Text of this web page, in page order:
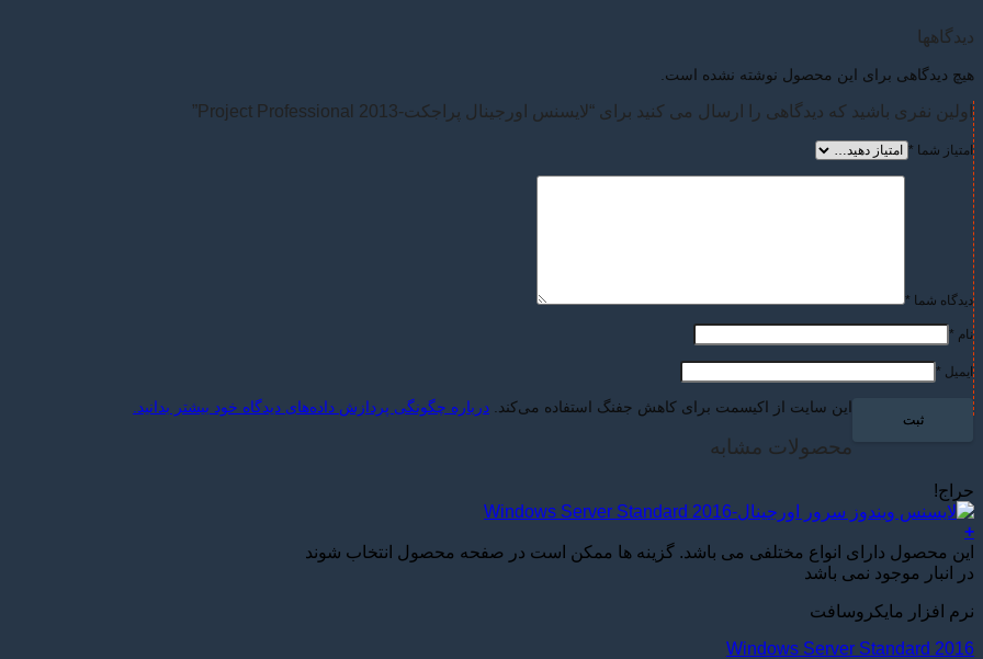
دیدگاهها
هیچ دیدگاهی برای این محصول نوشته نشده است.
اولین نفری باشید که دیدگاهی را ارسال می کنید برای “لایسنس اورجینال پراجکت-Project Professional 2013”
امتیاز شما *
دیدگاه شما *
نام *
ایمیل *
این سایت از اکیسمت برای کاهش جفنگ استفاده می‌کند. درباره چگونگی پردازش داده‌های دیدگاه خود بیشتر بدانید.
محصولات مشابه
حراج!
+
این محصول دارای انواع مختلفی می باشد. گزینه ها ممکن است در صفحه محصول انتخاب شوند
در انبار موجود نمی باشد
نرم افزار مایکروسافت
Windows Server Standard 2016